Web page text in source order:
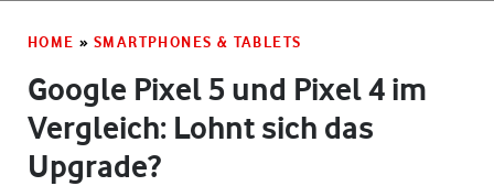
HOME » SMARTPHONES & TABLETS
Google Pixel 5 und Pixel 4 im
Vergleich: Lohnt sich das
Upgrade?